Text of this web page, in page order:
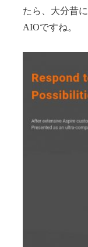
たら、大分昔
AIOですね。